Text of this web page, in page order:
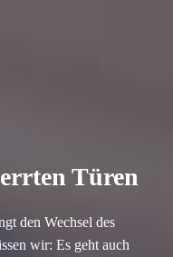
Türen
den Wechsel des
wir: Es geht auch